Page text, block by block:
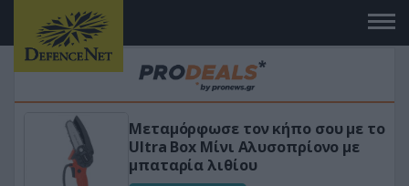
Μεταμόρφωσε τον κήπο σου με το
Ultra Box Μίνι Αλυσοπρίονο με
μπαταρία λιθίου